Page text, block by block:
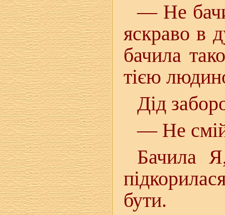
— Не
яскраво в
бачила
тією
Дід
— Не
Бачила
бути.